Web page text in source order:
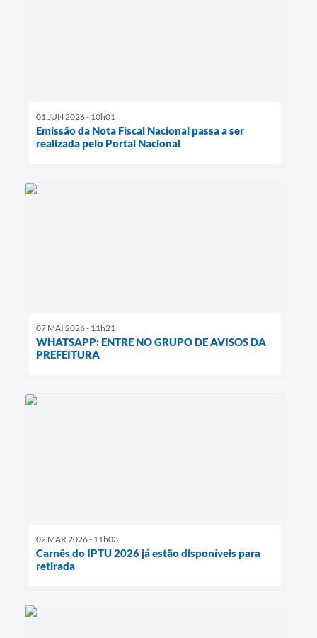
01 JUN 2026 - 10h01
Emissão da Nota Fiscal Nacional passa a ser
realizada pelo Portal Nacional
07 MAI 2026 - 11h21
WHATSAPP: ENTRE NO GRUPO DE AVISOS DA
PREFEITURA
02 MAR 2026 - 11h03
Carnês do IPTU 2026 já estão disponíveis para
retirada